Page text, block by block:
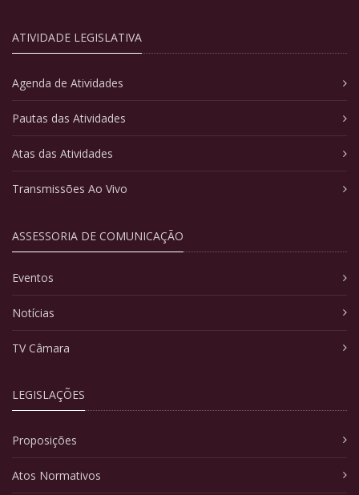
ATIVIDADE LEGISLATIVA
Agenda de Atividades
Pautas das Atividades
Atas das Atividades
Transmissões Ao Vivo
ASSESSORIA DE COMUNICAÇÃO
Eventos
Notícias
TV Câmara
LEGISLAÇÕES
Proposições
Atos Normativos